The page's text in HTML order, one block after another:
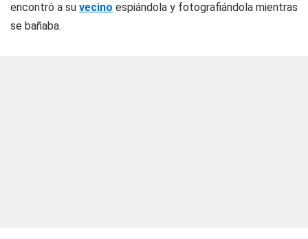
encontró a su vecino espiándola y fotografiándola mientras
se bañaba.